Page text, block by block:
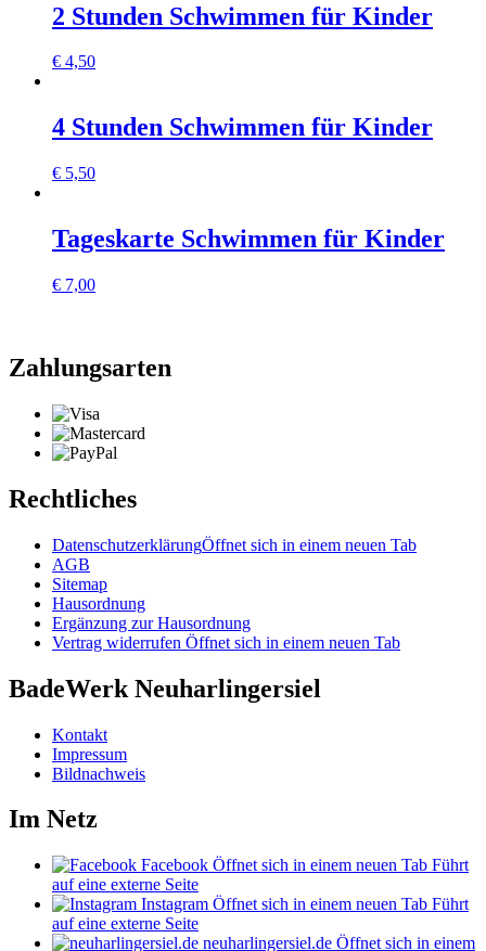
2 Stunden Schwimmen für Kinder
€ 4,50
4 Stunden Schwimmen für Kinder
€ 5,50
Tageskarte Schwimmen für Kinder
€ 7,00
Zahlungsarten
Rechtliches
DatenschutzerklärungÖffnet sich in einem neuen Tab
AGB
Sitemap
Hausordnung
Ergänzung zur Hausordnung
Vertrag widerrufen Öffnet sich in einem neuen Tab
BadeWerk Neuharlingersiel
Kontakt
Impressum
Bildnachweis
Im Netz
Facebook Öffnet sich in einem neuen Tab Führt
auf eine externe Seite
Instagram Öffnet sich in einem neuen Tab Führt
auf eine externe Seite
neuharlingersiel.de Öffnet sich in einem